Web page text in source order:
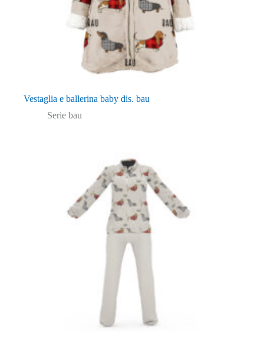
Vestaglia e ballerina baby dis. bau
Serie bau